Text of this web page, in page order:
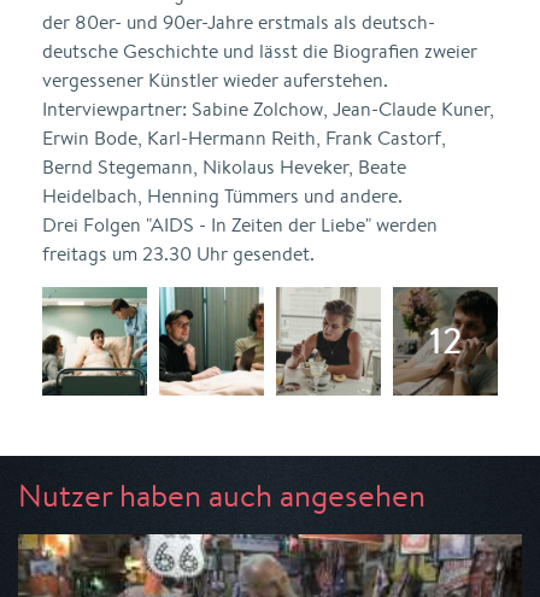
der 80er- und 90er-Jahre erstmals als deutsch-
deutsche Geschichte und lässt die Biografien zweier
vergessener Künstler wieder auferstehen.
Interviewpartner: Sabine Zolchow, Jean-Claude Kuner,
Erwin Bode, Karl-Hermann Reith, Frank Castorf,
Bernd Stegemann, Nikolaus Heveker, Beate
Heidelbach, Henning Tümmers und andere.
Drei Folgen "AIDS - In Zeiten der Liebe" werden
freitags um 23.30 Uhr gesendet.
Nutzer haben auch angesehen